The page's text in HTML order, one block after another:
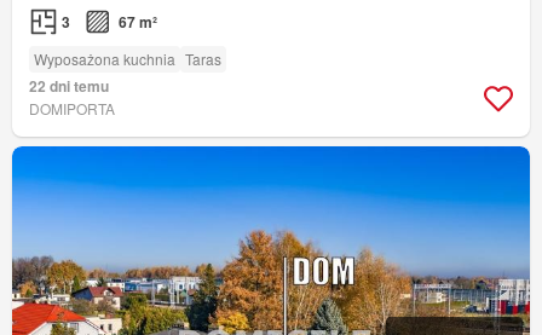
3 67 m²
Wyposażona kuchnia Taras
22 dni temu
DOMIPORTA